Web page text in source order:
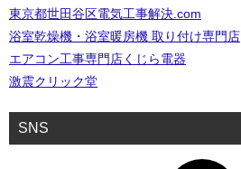
東京都世田谷区電気工事解決.com
浴室乾燥機・浴室暖房機 取り付け専門店
エアコン工事専門店くじら電器
激震クリック堂
SNS